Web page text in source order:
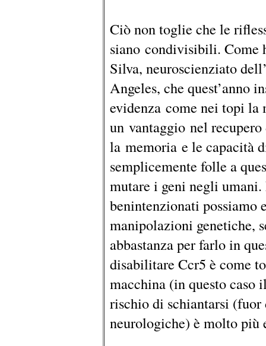
Ciò non toglie che le
siano condivisibili. Come
Silva, neuroscienziato
Angeles, che quest’anno
evidenza come nei topi la
un vantaggio nel
la memoria e le capacità
semplicemente folle a
mutare i geni negli
benintenzionati possiamo
manipolazioni genetiche,
abbastanza per farlo in
disabilitare Ccr5 è come
macchina (in questo
rischio di schiantarsi
neurologiche) è molto più